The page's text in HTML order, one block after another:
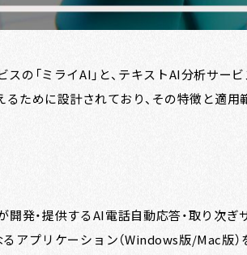
の「ミライAI」と、テキストAI分析サー
ために設計されており、その特徴と適用
開発・提供するAI電話自動応答・取り次
アプリケーション（Windows版/Mac版）